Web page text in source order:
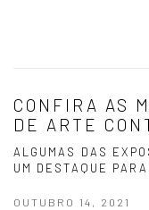
CONFIRA AS
DE ARTE
ALGUMAS DAS
UM DESTAQUE
OUTUBRO 14, 2021